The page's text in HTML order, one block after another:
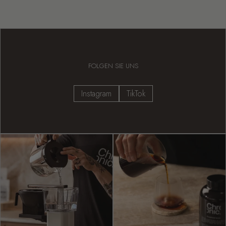
FOLGEN SIE UNS
Instagram TikTok